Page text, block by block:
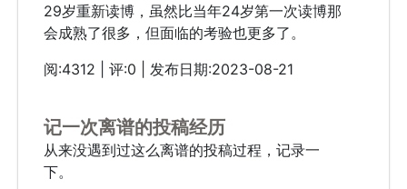
29岁重新读博，虽然比当年24岁第一次读博那
会成熟了很多，但面临的考验也更多了。
阅:4312 | 评:0 | 发布日期:2023-08-21
记一次离谱的投稿经历
从来没遇到过这么离谱的投稿过程，记录一
下。